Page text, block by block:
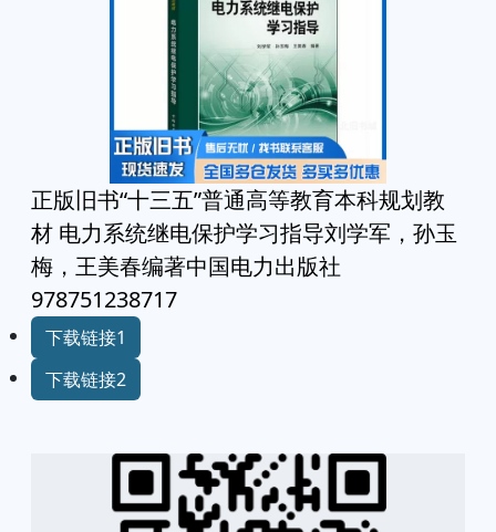
正版旧书“十三五”普通高等教育本科规划教
材 电力系统继电保护学习指导刘学军，孙玉
梅，王美春编著中国电力出版社
978751238717
下载链接1
下载链接2